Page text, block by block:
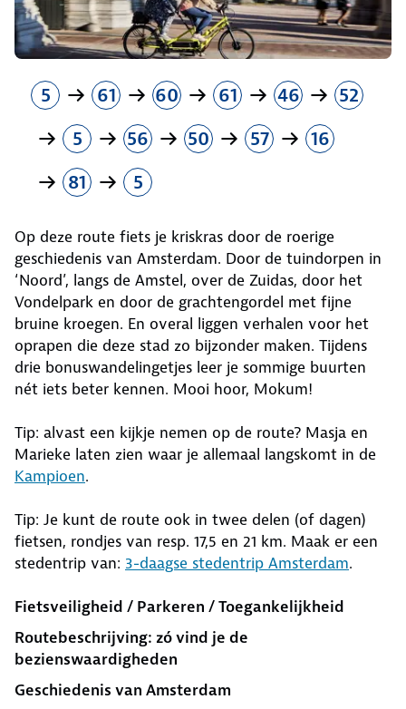
5 61 60 61 46
52
5
56 50 57
16
81
5
Op deze route fiets je kriskras door de roerige
geschiedenis van Amsterdam. Door de tuindorpen in
‘Noord’, langs de Amstel, over de Zuidas, door het
Vondelpark en door de grachtengordel met fijne
bruine kroegen. En overal liggen verhalen voor het
oprapen die deze stad zo bijzonder maken. Tijdens
drie bonuswandelingetjes leer je sommige buurten
nét iets beter kennen. Mooi hoor, Mokum!
Tip: alvast een kijkje nemen op de route? Masja en
Marieke laten zien waar je allemaal langskomt in de
Kampioen.
Tip: Je kunt de route ook in twee delen (of dagen)
fietsen, rondjes van resp. 17,5 en 21 km. Maak er een
stedentrip van: 3-daagse stedentrip Amsterdam.
Fietsveiligheid / Parkeren / Toegankelijkheid
Routebeschrijving: zó vind je de
bezienswaardigheden
Geschiedenis van Amsterdam